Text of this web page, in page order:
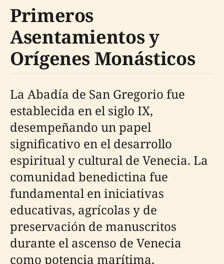
Primeros
Asentamientos y
Orígenes Monásticos
La Abadía de San Gregorio fue
establecida en el siglo IX,
desempeñando un papel
significativo en el desarrollo
espiritual y cultural de Venecia. La
comunidad benedictina fue
fundamental en iniciativas
educativas, agrícolas y de
preservación de manuscritos
durante el ascenso de Venecia
como potencia marítima,